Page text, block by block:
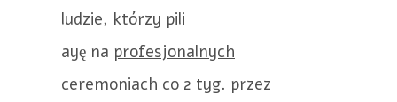
ludzie, którzy pili
ayę na profesjonalnych
ceremoniach co 2 tyg. przez